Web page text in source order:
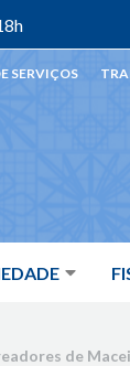
SERVIÇOS
de